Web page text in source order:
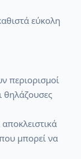
εύκολη
περιορισμοί
θηλάζουσες
μπορεί να